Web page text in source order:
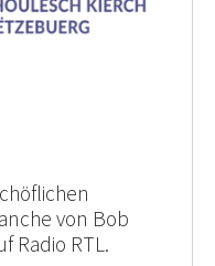
von Bob
Radio RTL.